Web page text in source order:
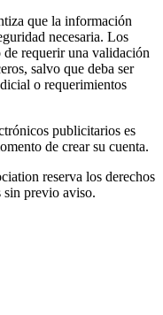
que la información
necesaria. Los
de requerir una validación
salvo que deba ser
o requerimientos
publicitarios es
de crear su cuenta.
reserva los derechos
sin previo aviso.